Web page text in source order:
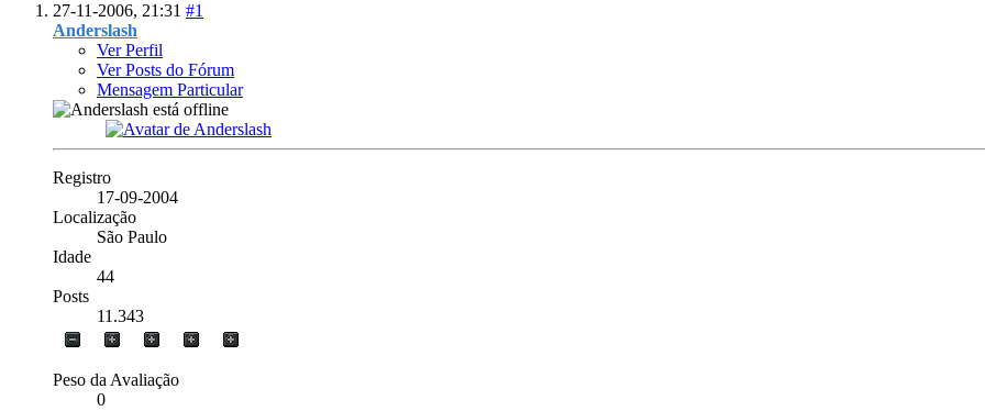
27-11-2006, 21:31 #1
Anderslash
Ver Perfil
Ver Posts do Fórum
Mensagem Particular
Registro
17-09-2004
Localização
São Paulo
Idade
44
Posts
11.343
Peso da Avaliação
0